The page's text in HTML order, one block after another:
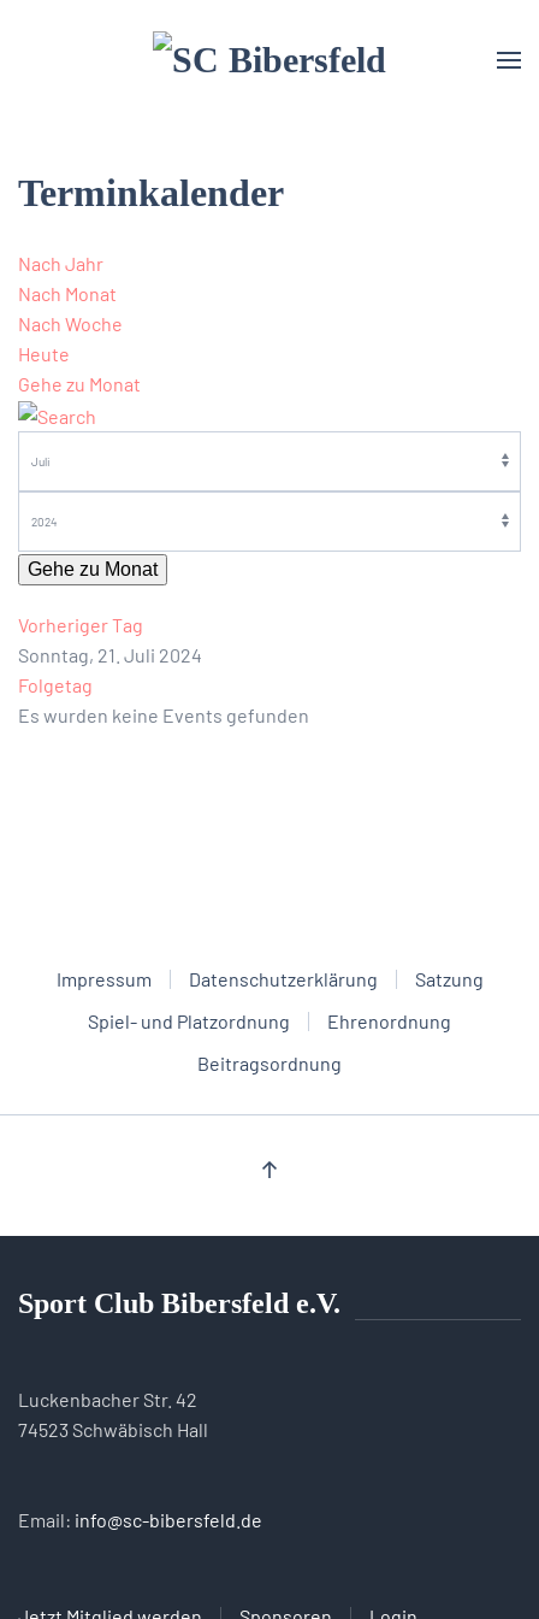
Terminkalender
Nach Jahr
Nach Monat
Nach Woche
Heute
Gehe zu Monat
Gehe zu Monat
Vorheriger Tag
Sonntag, 21. Juli 2024
Folgetag
Es wurden keine Events gefunden
Impressum Datenschutzerklärung
Satzung
Spiel- und Platzordnung
Ehrenordnung
Beitragsordnung
Sport Club Bibersfeld e.V.
Luckenbacher Str. 42
74523 Schwäbisch Hall
Email: info@sc-bibersfeld.de